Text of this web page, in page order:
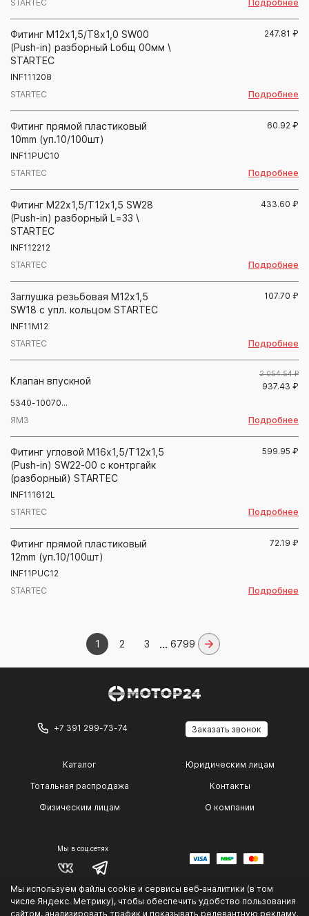
STARTEC
Фитинг М12х1,5/Т8х1,0 SW00
(Push-in) разборный Lобщ 00мм \
STARTEC
INF111208
STARTEC
247.81 ₽
Подробнее
Фитинг прямой пластиковый
10mm (уп.10/100шт)
INF11PUC10
STARTEC
60.92 ₽
Подробнее
Фитинг М22х1,5/Т12х1,5 SW28
(Push-in) разборный L=33 \
STARTEC
INF112212
STARTEC
433.60 ₽
Подробнее
Заглушка резьбовая М12х1,5
SW18 с упл. кольцом STARTEC
INF11M12
STARTEC
107.70 ₽
Подробнее
Клапан впускной
5340-10070...
ЯМЗ
2 054.54 ₽
937.43 ₽
Подробнее
Фитинг угловой М16х1,5/Т12х1,5
(Push-in) SW22-00 с контргайк
(разборный) STARTEC
INF111612L
STARTEC
599.95 ₽
Подробнее
Фитинг прямой пластиковый
12mm (уп.10/100шт)
INF11PUC12
STARTEC
72.19 ₽
Подробнее
1 2 3 ... 6799
Мы используем файлы cookie и сервисы веб‑аналитики (в том
числе Яндекс. Метрику), чтобы обеспечить удобство пользования
сайтом, анализировать трафик и показывать релевантную рекламу.
+7 391 299-73-74 Заказать звонок
Каталог
Тотальная распродажа
Физическим лицам
Юридическим лицам
Контакты
О компании
Мы в соц.сетях
Политика конфиденциальности © 2014 — 2026 г.
.